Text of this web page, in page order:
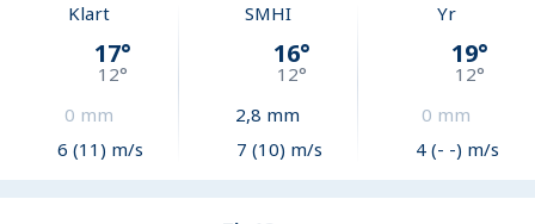
Klart
17°
12°
0 mm
6 (11) m/s
SMHI
16°
12°
2,8 mm
7 (10) m/s
Yr
19°
12°
0 mm
4 (- -) m/s